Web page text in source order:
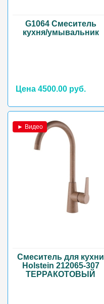
G1064 Смеситель
кухня/умывальник
Цена 4500.00 руб.
► Видео
Смеситель для кухни
Holstein 212065-307
ТЕРРАКОТОВЫЙ